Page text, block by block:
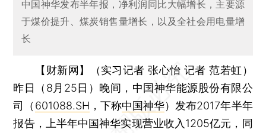
中国神华发布半年报，净利润同比大幅增长，主要源
于煤价提升、煤炭销售量增长，以及全社会用电量增
长
【财新网】（实习记者 张心怡 记者 范若虹）
昨日（8月25日）晚间，中国神华能源股份有限公
司（ 601088.SH ，下称中国神华）发布2017年半年
报告，上半年中国神华实现营业收入1205亿元，同